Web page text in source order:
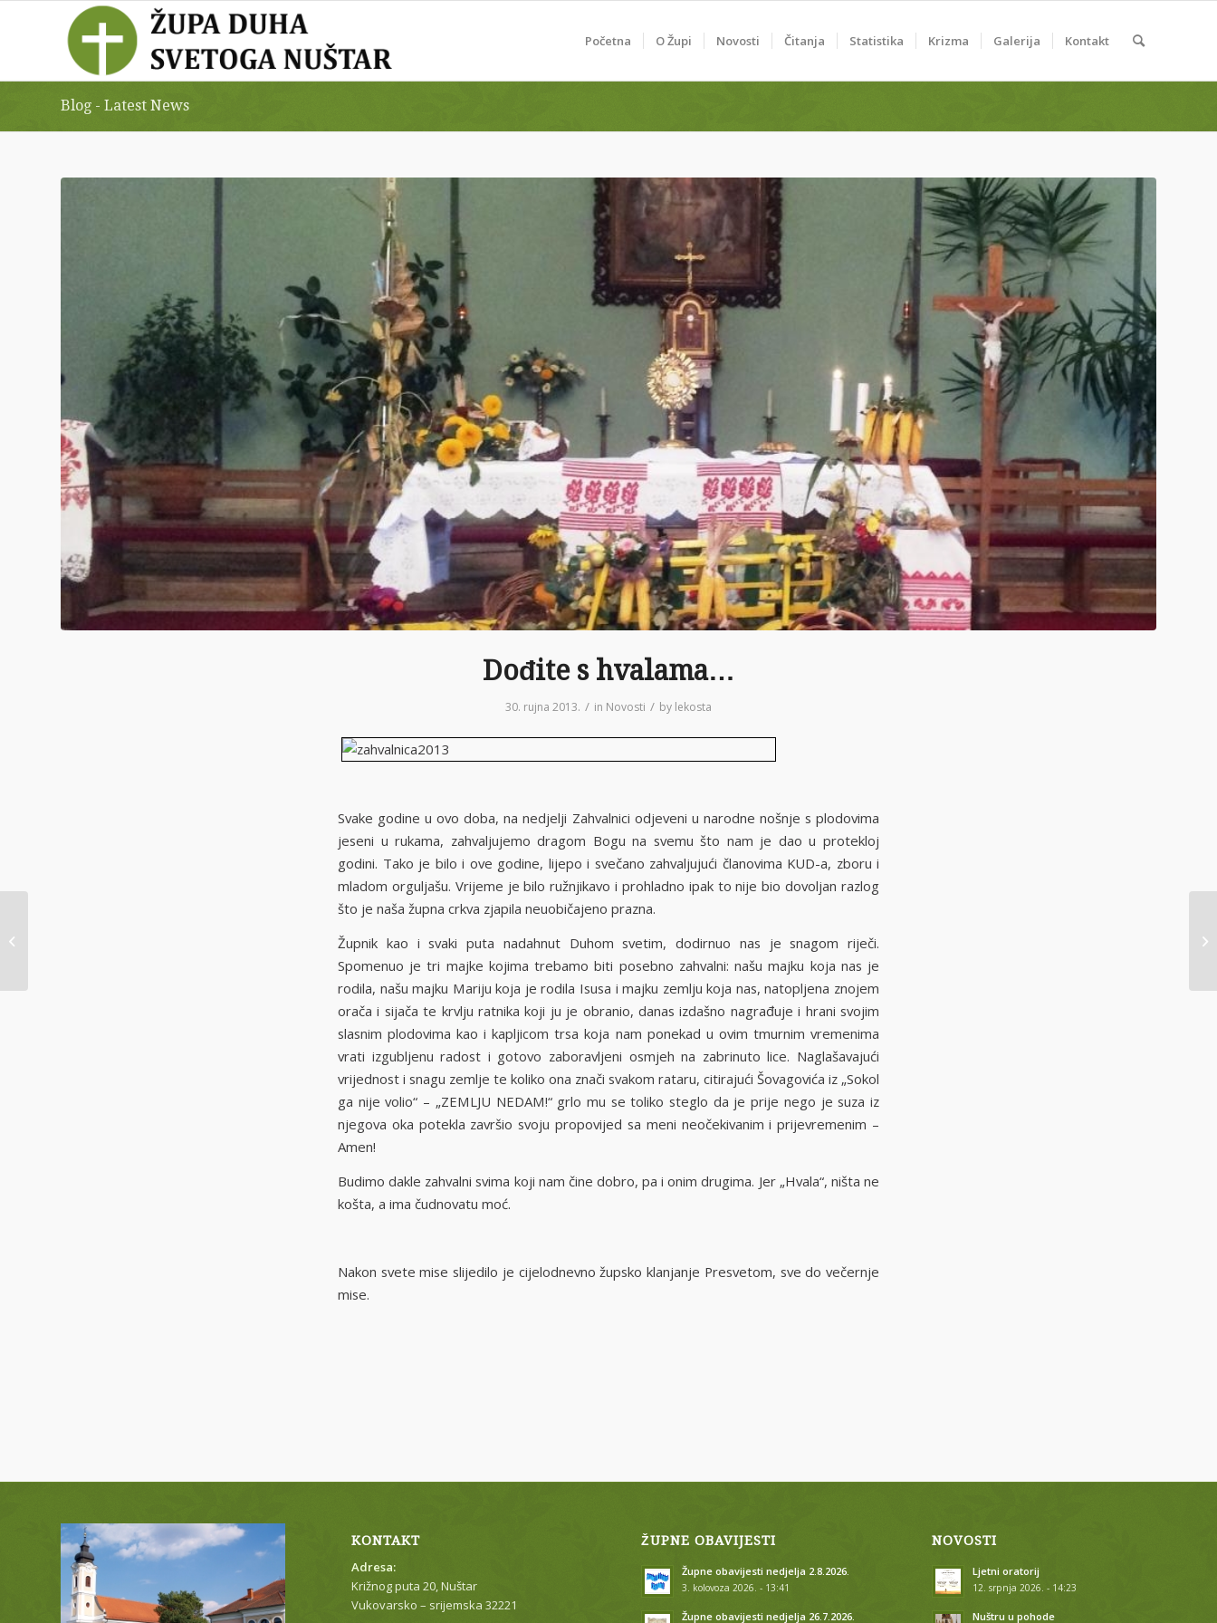
Početna O Župi Novosti Čitanja Statistika Krizma Galerija Kontakt
Blog - Latest News
Dođite s hvalama…
30. rujna 2013. / in Novosti / by lekosta
Svake godine u ovo doba, na nedjelji Zahvalnici odjeveni u narodne nošnje s plodovima
jeseni u rukama, zahvaljujemo dragom Bogu na svemu što nam je dao u protekloj
godini. Tako je bilo i ove godine, lijepo i svečano zahvaljujući članovima KUD-a, zboru i
mladom orguljašu. Vrijeme je bilo ružnjikavo i prohladno ipak to nije bio dovoljan razlog
što je naša župna crkva zjapila neuobičajeno prazna.
Župnik kao i svaki puta nadahnut Duhom svetim, dodirnuo nas je snagom riječi.
Spomenuo je tri majke kojima trebamo biti posebno zahvalni: našu majku koja nas je
rodila, našu majku Mariju koja je rodila Isusa i majku zemlju koja nas, natopljena znojem
orača i sijača te krvlju ratnika koji ju je obranio, danas izdašno nagrađuje i hrani svojim
slasnim plodovima kao i kapljicom trsa koja nam ponekad u ovim tmurnim vremenima
vrati izgubljenu radost i gotovo zaboravljeni osmjeh na zabrinuto lice. Naglašavajući
vrijednost i snagu zemlje te koliko ona znači svakom rataru, citirajući Šovagovića iz „Sokol
ga nije volio“ – „ZEMLJU NEDAM!“ grlo mu se toliko steglo da je prije nego je suza iz
njegova oka potekla završio svoju propovijed sa meni neočekivanim i prijevremenim –
Amen!
Budimo dakle zahvalni svima koji nam čine dobro, pa i onim drugima. Jer „Hvala“, ništa ne
košta, a ima čudnovatu moć.
Nakon svete mise slijedilo je cijelodnevno župsko klanjanje Presvetom, sve do večernje
mise.
KONTAKT
Adresa:
Križnog puta 20, Nuštar
Vukovarsko – srijemska 32221
ŽUPNE OBAVIJESTI
Župne obavijesti nedjelja 2.8.2026.
3. kolovoza 2026. - 13:41
Župne obavijesti nedjelja 26.7.2026.
NOVOSTI
Ljetni oratorij
12. srpnja 2026. - 14:23
Nuštru u pohode